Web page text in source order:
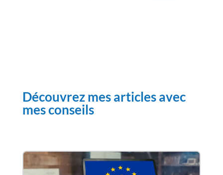
Découvrez mes articles avec
mes conseils